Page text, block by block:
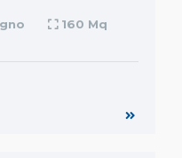
160 Mq